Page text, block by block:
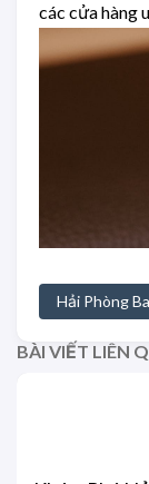
các cửa hàng
Hải Phòng
BÀI VIẾT LIÊN